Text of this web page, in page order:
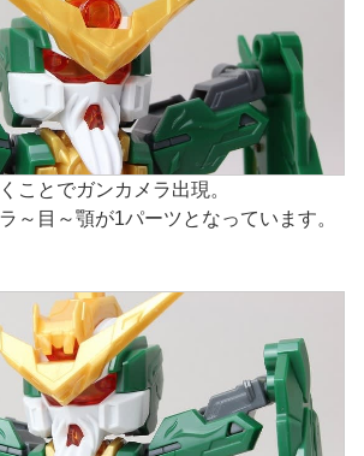
ことでガンカメラ出現。
～目～顎が1パーツとなっています。